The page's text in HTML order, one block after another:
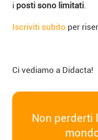
i posti sono limitati.
Iscriviti subito per
Ci vediamo a Didacta!
Non perderti